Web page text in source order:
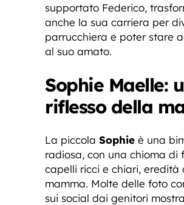
supportato Federico,
anche la sua carriera per
parrucchiera e poter stare
al suo amato.
Sophie Maelle:
riflesso della
La piccola Sophie è una
radiosa, con una chioma di
capelli ricci e chiari, eredità
mamma. Molte delle foto
sui social dai genitori